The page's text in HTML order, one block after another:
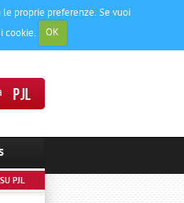
proprie preferenze. Se vuoi
cookie. OK
PJL